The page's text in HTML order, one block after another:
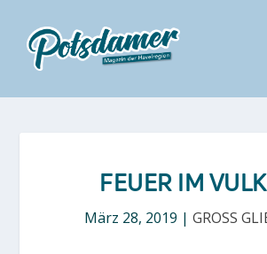
FEUER IM
März 28, 2019 | GROSS